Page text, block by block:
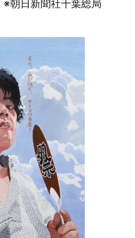
朝日新聞社千葉総局